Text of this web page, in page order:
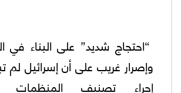
“احتجاج شديد” على البناء في
وإصرار غريب على أن إسرائيل لم
إجراء تصنيف المنظمات